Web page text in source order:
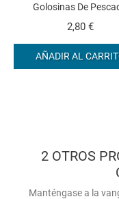
Golosinas De
2,80 €Precio
AÑADIR AL
2 OTROS
Manténgase a la